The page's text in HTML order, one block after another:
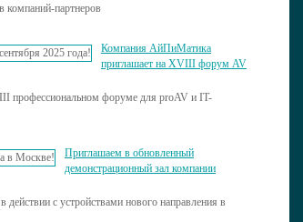
компаний-партнеров
Компания АйПиМатика
приглашает на XVIII форум AV
профессиональном форуме для proAV и IT-
Приглашаем в обновленный
демонстрационный зал компании
с устройствами нового направления в